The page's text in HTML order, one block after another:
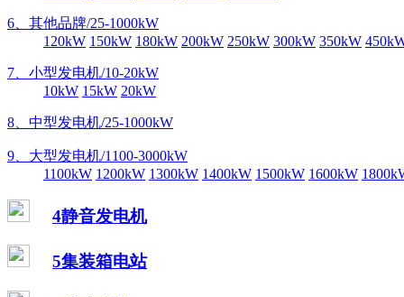
6、其他品牌/25-1000kW
120kW 150kW 180kW 200kW 250kW 300kW 350kW
7、小型发电机/10-20kW
10kW 15kW 20kW
8、中型发电机/25-1000kW
9、大型发电机/1100-3000kW
1100kW 1200kW 1300kW 1400kW 1500kW 1600kW
4静音发电机
5集装箱电站